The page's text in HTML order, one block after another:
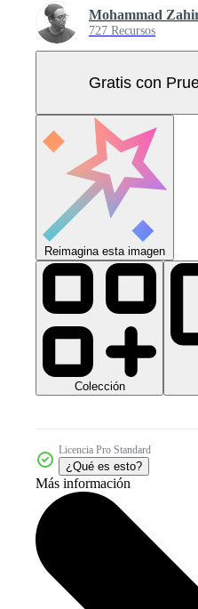
Mohammad
727 Recursos
Gratis con
Reimagina esta imagen
Colección
Licencia Pro Standard
¿Qué es esto?
Más información